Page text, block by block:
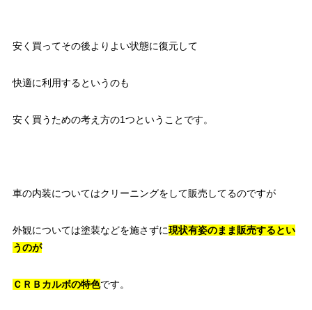
安く買ってその後よりよい状態に復元して
快適に利用するというのも
安く買うための考え方の1つということです。
車の内装についてはクリーニングをして販売してるのですが
外観については塗装などを施さずに現状有姿のまま販売するとい
うのが
ＣＲＢカルボの特色です。